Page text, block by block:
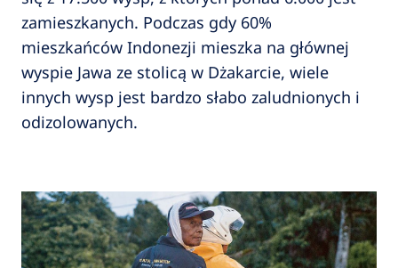
zamieszkanych. Podczas gdy 60%
mieszkańców Indonezji mieszka na głównej
wyspie Jawa ze stolicą w Dżakarcie, wiele
innych wysp jest bardzo słabo zaludnionych i
odizolowanych.